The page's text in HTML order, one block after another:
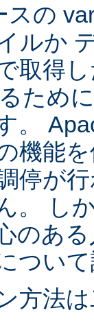
の
ルか
取得
ため
。
機能
停が
。 し
のあ
つい
方法